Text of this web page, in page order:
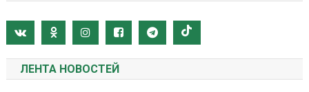
ЛЕНТА НОВОСТЕЙ